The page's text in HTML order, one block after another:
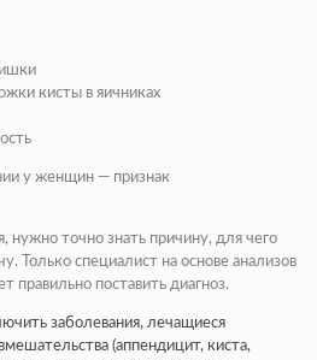
кисты в яичниках
у женщин — признак
нужно точно знать причину, для чего
Только специалист на основе анализов
правильно поставить диагноз.
заболевания, лечащиеся
(аппендицит, киста,